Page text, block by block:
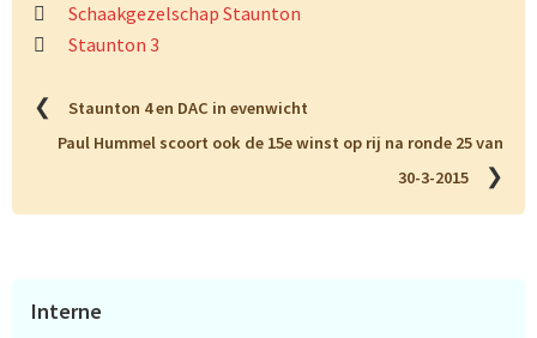
Schaakgezelschap Staunton
Staunton 3
❮
Staunton 4 en DAC in evenwicht
Paul Hummel scoort ook de 15e winst op rij na ronde 25 van
30-3-2015
❯
Primaire
Interne